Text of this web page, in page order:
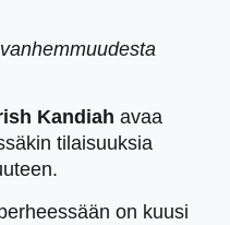
Kandiah avaa
tilaisuuksia
on kuusi